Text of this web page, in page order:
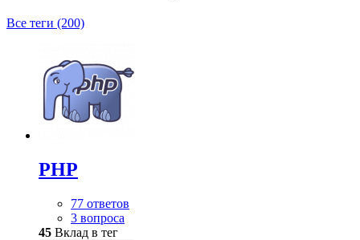
Все теги (200)
PHP
77 ответов
3 вопроса
45 Вклад в тег